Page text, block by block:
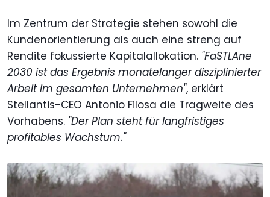
Im Zentrum der Strategie stehen sowohl die
Kundenorientierung als auch eine streng auf
Rendite fokussierte Kapitalallokation. "FaSTLAne
2030 ist das Ergebnis monatelanger disziplinierter
Arbeit im gesamten Unternehmen", erklärt
Stellantis-CEO Antonio Filosa die Tragweite des
Vorhabens. "Der Plan steht für langfristiges
profitables Wachstum."